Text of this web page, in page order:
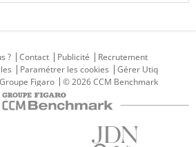
?
Contact Publicité
Recrutement
Paramétrer les cookies
Gérer Utiq
Groupe Figaro © 2026 CCM Benchmark